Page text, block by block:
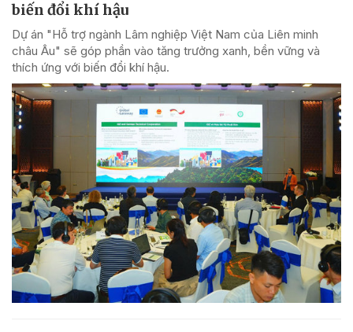
biến đổi khí hậu
Dự án "Hỗ trợ ngành Lâm nghiệp Việt Nam của Liên minh
châu Âu" sẽ góp phần vào tăng trưởng xanh, bền vững và
thích ứng với biến đổi khí hậu.